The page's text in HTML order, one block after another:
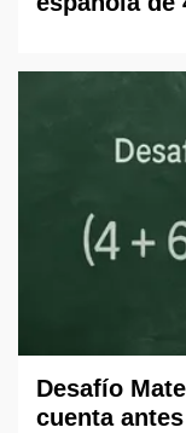
Desafío
cuenta